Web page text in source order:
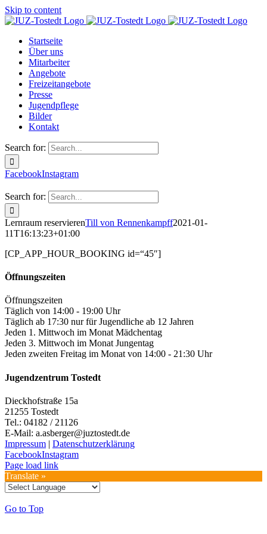
Skip to content
Startseite
Über uns
Mitarbeiter
Angebote
Freizeitangebote
Presse
Jugendpflege
Bilder
Kontakt
Search for:
FacebookInstagram
Search for:
Lernraum reservierenTill von Rennenkampff2021-01-
11T16:13:23+01:00
[CP_APP_HOUR_BOOKING id=“45″]
Öffnungszeiten
Öffnungszeiten
Täglich von 14:00 - 19:00 Uhr
Täglich ab 17:30 nur für Jugendliche ab 12 Jahren
Jeden 1. Mittwoch im Monat Mädchentag
Jeden 3. Mittwoch im Monat Jungentag
Jeden zweiten Freitag im Monat von 14:00 - 21:30 Uhr
Jugendzentrum Tostedt
Dieckhofstraße 15a
21255 Tostedt
Tel.: 04182 / 21126
E-Mail: a.asberger@juztostedt.de
Impressum | Datenschutzerklärung
FacebookInstagram
Page load link
Translate »
Go to Top